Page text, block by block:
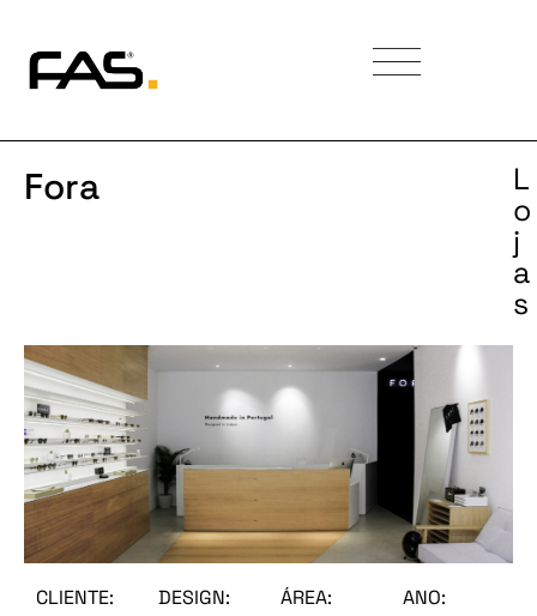
Fora
L
o
j
a
s
CLIENTE:
DESIGN:
ÁREA:
ANO: